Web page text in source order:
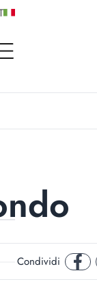
open Menu
Condividi